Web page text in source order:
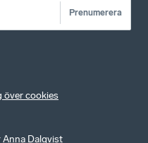
Prenumerera
över cookies
Anna Dalqvist